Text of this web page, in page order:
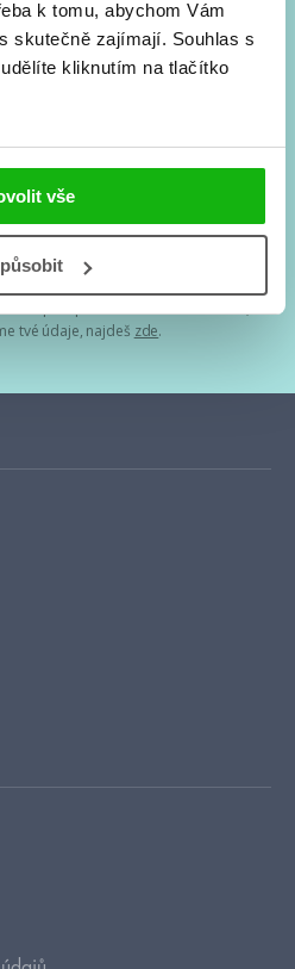
k tomu, abychom Vám
skutečně zajímají. Souhlas s
kliknutím na tlačítko
vše
zpracování osobních údajů
v bezpečí. Přečti si
tvé údaje, najdeš zde.